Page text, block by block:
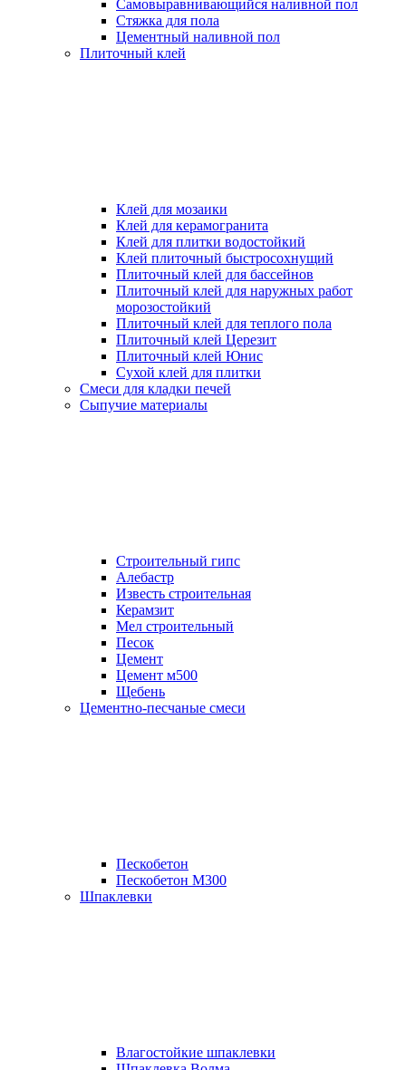
Самовыравнивающийся наливной пол
Стяжка для пола
Цементный наливной пол
Плиточный клей
Клей для мозаики
Клей для керамогранита
Клей для плитки водостойкий
Клей плиточный быстросохнущий
Плиточный клей для бассейнов
Плиточный клей для наружных работ
морозостойкий
Плиточный клей для теплого пола
Плиточный клей Церезит
Плиточный клей Юнис
Сухой клей для плитки
Смеси для кладки печей
Сыпучие материалы
Строительный гипс
Алебастр
Известь строительная
Керамзит
Мел строительный
Песок
Цемент
Цемент м500
Щебень
Цементно-песчаные смеси
Пескобетон
Пескобетон М300
Шпаклевки
Влагостойкие шпаклевки